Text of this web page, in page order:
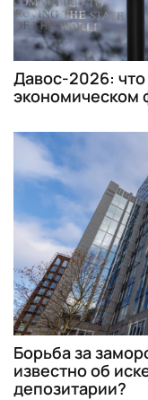
Давос-2026:
экономическом
Борьба за
известно об
депозитарии?